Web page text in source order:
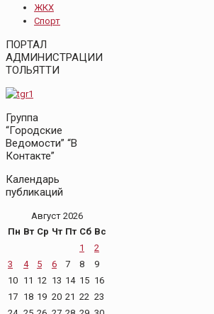
ЖКХ
Спорт
ПОРТАЛ
АДМИНИСТРАЦИИ
ТОЛЬЯТТИ
Группа
“Городские
Ведомости” “В
Контакте”
Календарь
публикаций
Август 2026
Пн Вт Ср Чт Пт Сб Вс
1
2
3
4 5 6 7 8
9
10 11 12 13 14 15 16
17 18 19 20 21 22 23